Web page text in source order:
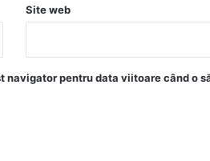
Site web
pentru data viitoare când o